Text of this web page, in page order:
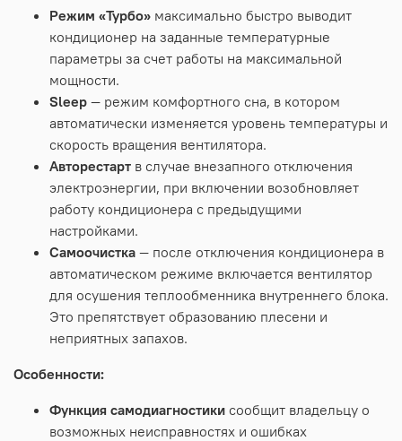
Режим «Турбо» максимально быстро выводит
кондиционер на заданные температурные
параметры за счет работы на максимальной
мощности.
Sleep — режим комфортного сна, в котором
автоматически изменяется уровень температуры и
скорость вращения вентилятора.
Авторестарт в случае внезапного отключения
электроэнергии, при включении возобновляет
работу кондиционера с предыдущими
настройками.
Самоочистка — после отключения кондиционера в
автоматическом режиме включается вентилятор
для осушения теплообменника внутреннего блока.
Это препятствует образованию плесени и
неприятных запахов.
Особенности:
Функция самодиагностики сообщит владельцу о
возможных неисправностях и ошибках